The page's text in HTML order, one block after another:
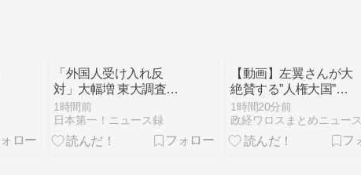
「外国人受け入れ反
対」大幅増 東大調査、
若い世代で多く
1時間前
日本第一！ニュース録
【動画】左翼さんが大
絶賛する”人権大国”ド
イツの警察、極左活動
家への「人道的対処」
が力強すぎるとネット
1時間20分前
政経ワロスまとめニュース